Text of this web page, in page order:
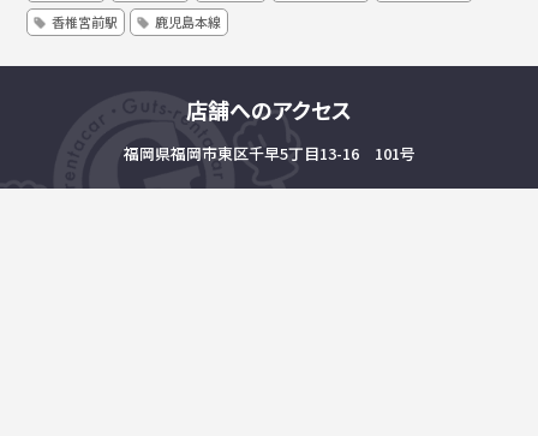
香椎宮前駅
鹿児島本線
店舗へのアクセス
福岡県福岡市東区千早5丁目13-16 101号